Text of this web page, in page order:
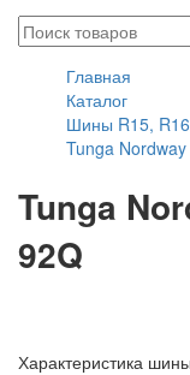
Главная
Каталог
Шины R15,
Tunga
Tunga
92Q
Характеристика